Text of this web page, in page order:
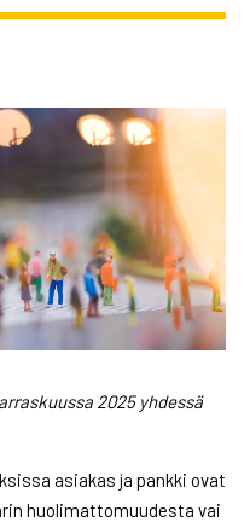
2025 yhdessä
asiakas ja pankki ovat
huolimattomuudesta vai